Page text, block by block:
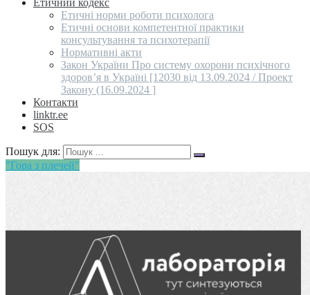
Етичні норми роботи психолога
Етичні основи компетентної практики
консультування та психотерапії
Нормативні акти
Закон України Про систему охорони психічного
здоров’я в Україні [12030 від 13.09.2024 / Проект
Закону (16.09.2024 ]
Контакти
linktr.ee
SOS
Пошук для:
"Гора з плечей"